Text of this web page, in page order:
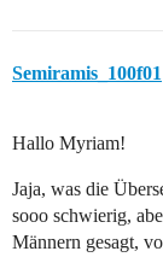
Semiramis_100f01
Hallo Myriam!
Jaja, was die
sooo schwierig,
Männern gesagt,